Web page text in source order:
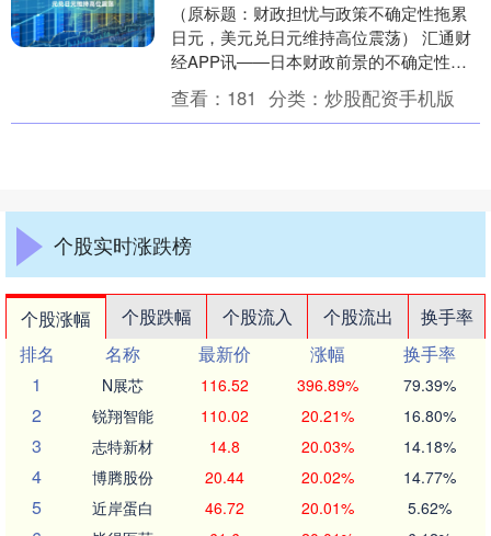
（原标题：财政担忧与政策不确定性拖累
日元，美元兑日元维持高位震荡） 汇通财
经APP讯——日本财政前景的不确定性继
续削弱了日元的吸引力。市场担忧新任自
民党领导人高....
查看： 181 分类： 炒股配资手机版
个股实时涨跌榜
个股涨幅 个股跌幅 个股流入 个股流出
换手率
排名
名称 最新价 涨幅
换手率
1
N展芯 116.52 396.89% 79.39%
2 锐翔智能 110.02 20.21% 16.80%
3 志特新材 14.8 20.03% 14.18%
4 博腾股份 20.44 20.02% 14.77%
5 近岸蛋白 46.72 20.01% 5.62%